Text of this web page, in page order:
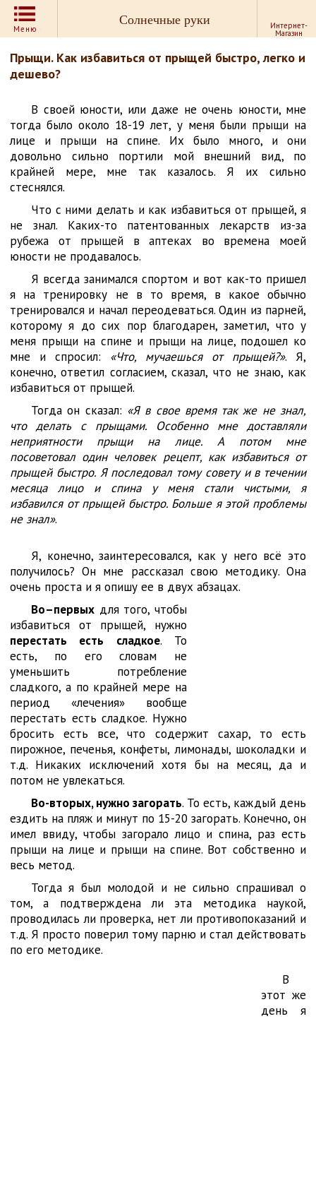
Меню
Солнечные руки Интернет-
Магазин
Прыщи. Как избавиться от прыщей быстро, легко и
дешево?
В своей юности, или даже не очень юности, мне
тогда было около 18-19 лет, у меня были прыщи на
лице и прыщи на спине. Их было много, и они
довольно сильно портили мой внешний вид, по
крайней мере, мне так казалось. Я их сильно
стеснялся.
Что с ними делать и как избавиться от прыщей, я
не знал. Каких-то патентованных лекарств из-за
рубежа от прыщей в аптеках во времена моей
юности не продавалось.
Я всегда занимался спортом и вот как-то пришел
я на тренировку не в то время, в какое обычно
тренировался и начал переодеваться. Один из парней,
которому я до сих пор благодарен, заметил, что у
меня прыщи на спине и прыщи на лице, подошел ко
мне и спросил: «Что, мучаешься от прыщей?». Я,
конечно, ответил согласием, сказал, что не знаю, как
избавиться от прыщей.
Тогда он сказал: «Я в свое время так же не знал,
что делать с прыщами. Особенно мне доставляли
неприятности прыщи на лице. А потом мне
посоветовал один человек рецепт, как избавиться от
прыщей быстро. Я последовал тому совету и в течении
месяца лицо и спина у меня стали чистыми, я
избавился от прыщей быстро. Больше я этой проблемы
не знал».
Я, конечно, заинтересовался, как у него всё это
получилось? Он мне рассказал свою методику. Она
очень проста и я опишу ее в двух абзацах.
Во–первых для того, чтобы
избавиться от прыщей, нужно
перестать есть сладкое. То
есть, по его словам не
уменьшить потребление
сладкого, а по крайней мере на
период «лечения» вообще
перестать есть сладкое. Нужно
бросить есть все, что содержит сахар, то есть
пирожное, печенья, конфеты, лимонады, шоколадки и
т.д. Никаких исключений хотя бы на месяц, да и
потом не увлекаться.
Во-вторых, нужно загорать. То есть, каждый день
ездить на пляж и минут по 15-20 загорать. Конечно, он
имел ввиду, чтобы загорало лицо и спина, раз есть
прыщи на лице и прыщи на спине. Вот собственно и
весь метод.
Тогда я был молодой и не сильно спрашивал о
том, а подтверждена ли эта методика наукой,
проводилась ли проверка, нет ли противопоказаний и
т.д. Я просто поверил тому парню и стал действовать
по его методике.
В
этот же
день я